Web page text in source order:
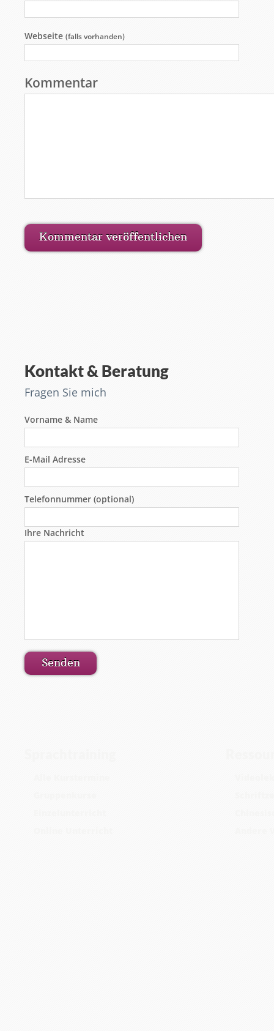
Webseite (falls vorhanden)
Kommentar
Kontakt & Beratung
Fragen Sie mich
Vorname & Name
E-Mail Adresse
Telefonnummer (optional)
Ihre Nachricht